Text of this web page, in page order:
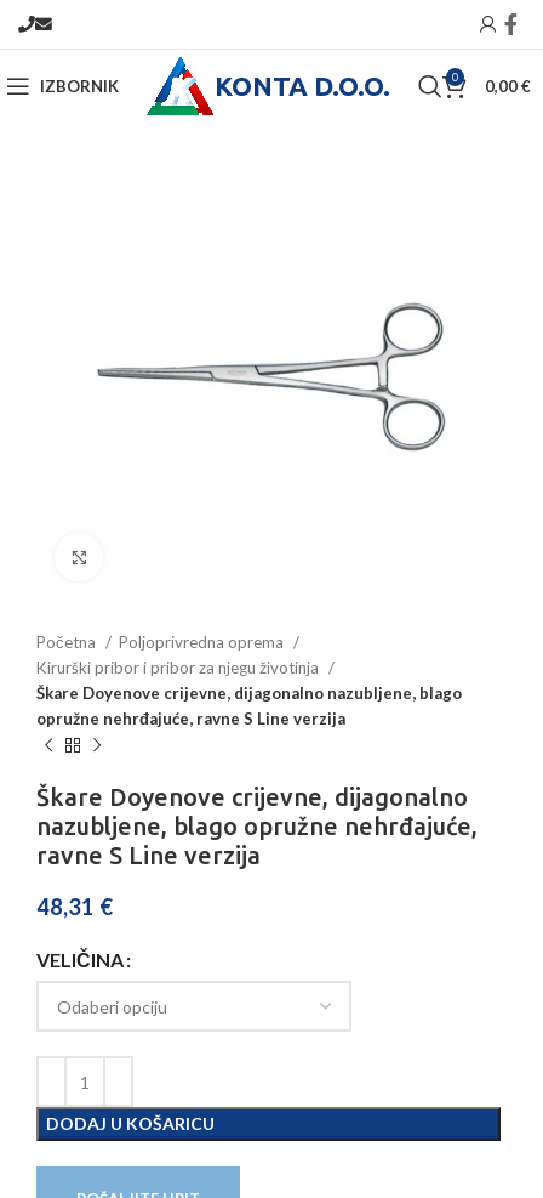
IZBORNIK KONTA D.O.O. 0 0,00€
Početna
Poljoprivredna oprema
Kirurški pribor i pribor za njegu životinja
Škare Doyenove crijevne, dijagonalno nazubljene, blago
opružne nehrđajuće, ravne S Line verzija
Škare Doyenove crijevne, dijagonalno
nazubljene, blago opružne nehrđajuće,
ravne S Line verzija
48,31 €
VELIČINA
DODAJ U KOŠARICU